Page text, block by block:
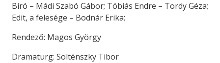
Bíró – Mádi Szabó Gábor; Tóbiás Endre – Tordy Géza;
Edit, a felesége – Bodnár Erika;
Rendező: Magos György
Dramaturg: Solténszky Tibor